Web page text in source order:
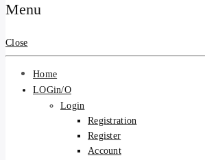
Menu
Close
Home
LOGin/O
Login
Registration
Register
Account